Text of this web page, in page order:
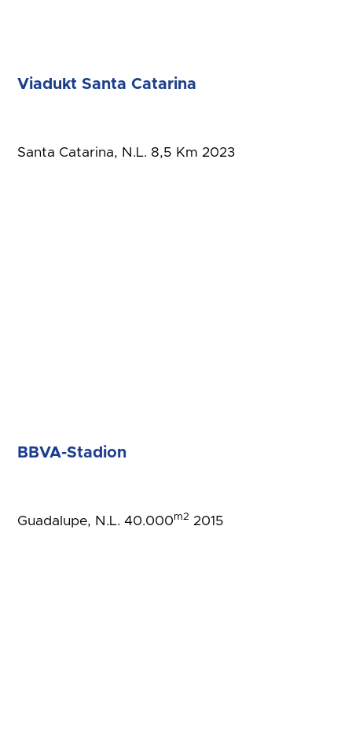
Viadukt Santa Catarina
Santa Catarina, N.L. 8,5 Km 2023
BBVA-Stadion
Guadalupe, N.L. 40.000m2 2015